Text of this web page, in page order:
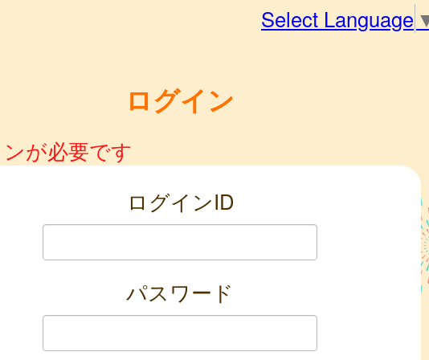
Select Language
ログイン
が必要です
ログインID
パスワード